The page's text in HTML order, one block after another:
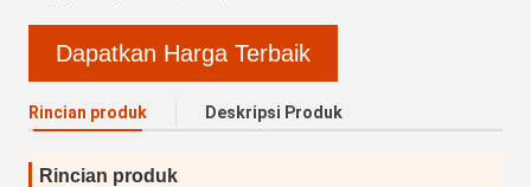
Dapatkan Harga Terbaik
Rincian produk Deskripsi Produk
Rincian produk